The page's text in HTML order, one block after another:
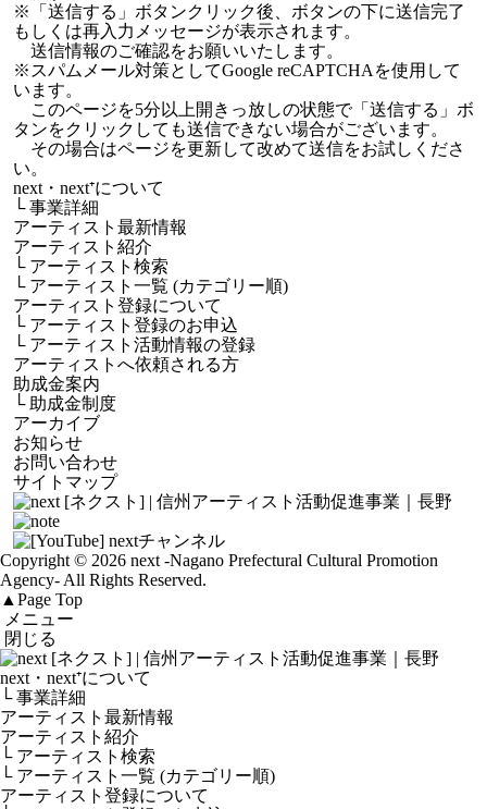
※「送信する」ボタンクリック後、ボタンの下に送信完了
もしくは再入力メッセージが表示されます。
送信情報のご確認をお願いいたします。
※スパムメール対策としてGoogle reCAPTCHAを使用して
います。
このページを5分以上開きっ放しの状態で「送信する」ボ
タンをクリックしても送信できない場合がございます。
その場合はページを更新して改めて送信をお試しくださ
い。
next・next⁺について
└事業詳細
アーティスト最新情報
アーティスト紹介
└ アーティスト検索
└ アーティスト一覧 (カテゴリー順)
アーティスト登録について
└ アーティスト登録のお申込
└ アーティスト活動情報の登録
アーティストへ依頼される方
助成金案内
└ 助成金制度
アーカイブ
お知らせ
お問い合わせ
サイトマップ
Copyright © 2026 next -Nagano Prefectural Cultural Promotion
Agency- All Rights Reserved.
▲ Page Top
メニュー
閉じる
next・next⁺について
└ 事業詳細
アーティスト最新情報
アーティスト紹介
└ アーティスト検索
└ アーティスト一覧 (カテゴリー順)
アーティスト登録について